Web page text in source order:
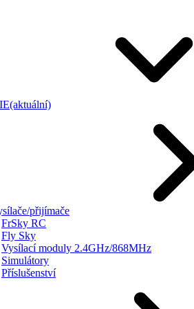
(aktuální)
přijímače
FrSky RC
Fly Sky
Vysílací moduly 2.4GHz/868MHz
Simulátory
Příslušenství